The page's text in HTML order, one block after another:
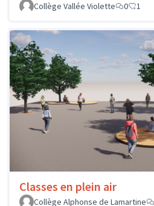
Collège Vallée Violette
0 1
Classes en plein air
Collège Alphonse de Lamartine